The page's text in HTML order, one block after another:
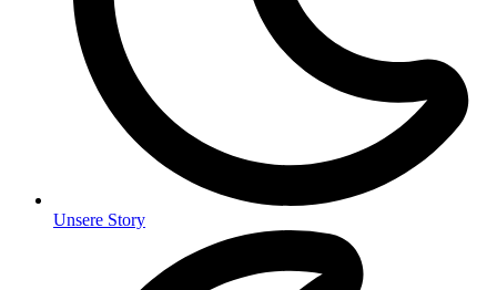
Unsere Story